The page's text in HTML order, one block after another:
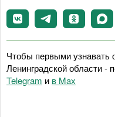
Чтобы первыми узнавать
Ленинградской области -
Telegram и в Maх